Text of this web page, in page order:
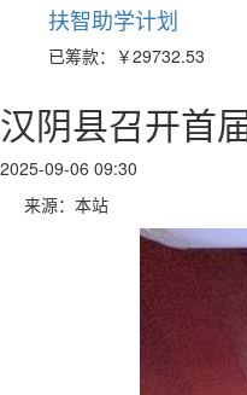
扶智助学计划
已筹款： ￥29732.53
汉阴县召开首
2025-09-06 09:30
来源：本站